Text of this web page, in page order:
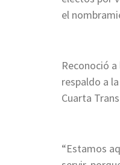
el
Reconoció
respaldo a
Cuarta
“Estamos